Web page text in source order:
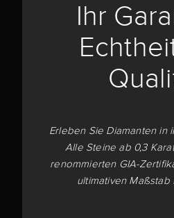
Ihr
Erleben Sie Diamanten in
Alle Steine ab 0,3
renommierten GIA-
ultimativen Maßstab